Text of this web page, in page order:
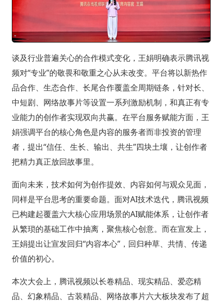
谈及行业普遍关心的合作模式变化，王娟明确表示腾讯视
频对“专业”的敬畏和敬重之心从未改变。平台将以新热作
品合作、生态合作、长尾合作覆盖全周期链条，针对长、
中短剧、网络故事片等设置一系列激励机制，和真正有专
业能力的创作者实现双向共赢。在平台服务赋能方面，王
娟强调平台的核心角色是内容的服务者而非投资的管理
者，提出“信任、生长、输出、共生”四块土壤，让创作者
把精力真正放回故事里。
面向未来，技术如何为创作提效、内容如何与观众见面，
同样是平台思考的重要命题。面对AI技术迭代，腾讯视频
已构建起覆盖六大核心应用场景的AI赋能体系，让创作者
从繁琐的基础工作中抽离，聚焦核心创意。而在宣发上，
王娟提出让宣发回归“内容本心”，回归种草、共情、传递
价值的初心。
本次大会上，腾讯视频以长卷精品、现实精品、爱恋精
品、幻象精品、古装精品、网络故事片六大板块发布了超